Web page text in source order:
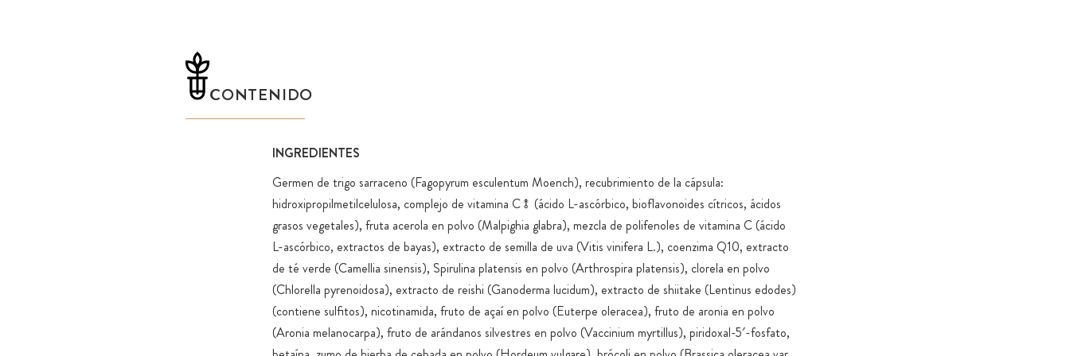
CONTENIDO
INGREDIENTES
Germen de trigo sarraceno (Fagopyrum esculentum Moench), recubrimiento de la cápsula:
hidroxipropilmetilcelulosa, complejo de vitamina C⥉ (ácido L-ascórbico, bioflavonoides cítricos, ácidos
grasos vegetales), fruta acerola en polvo (Malpighia glabra), mezcla de polifenoles de vitamina C (ácido
L-ascórbico, extractos de bayas), extracto de semilla de uva (Vitis vinifera L.), coenzima Q10, extracto
de té verde (Camellia sinensis), Spirulina platensis en polvo (Arthrospira platensis), clorela en polvo
(Chlorella pyrenoidosa), extracto de reishi (Ganoderma lucidum), extracto de shiitake (Lentinus edodes)
(contiene sulfitos), nicotinamida, fruto de açaí en polvo (Euterpe oleracea), fruto de aronia en polvo
(Aronia melanocarpa), fruto de arándanos silvestres en polvo (Vaccinium myrtillus), piridoxal-5′-fosfato,